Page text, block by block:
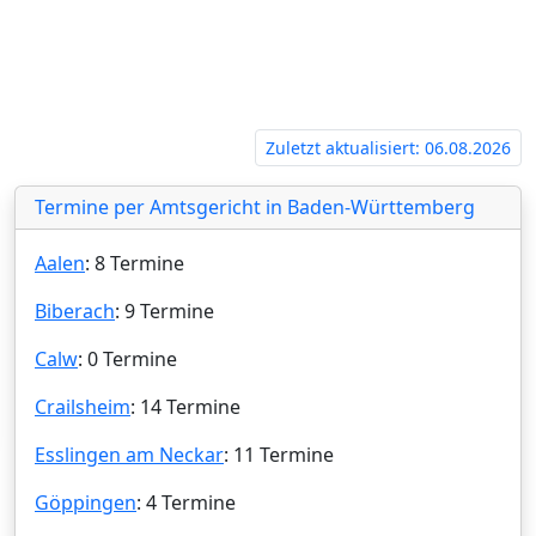
Zuletzt aktualisiert: 06.08.2026
Termine per Amtsgericht in Baden-Württemberg
Aalen: 8 Termine
Biberach: 9 Termine
Calw: 0 Termine
Crailsheim: 14 Termine
Esslingen am Neckar: 11 Termine
Göppingen: 4 Termine